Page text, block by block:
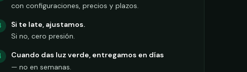
con configuraciones, precios y plazos.
Si te late, ajustamos.
Si no, cero presión.
Cuando das luz verde, entregamos en días
— no en semanas.